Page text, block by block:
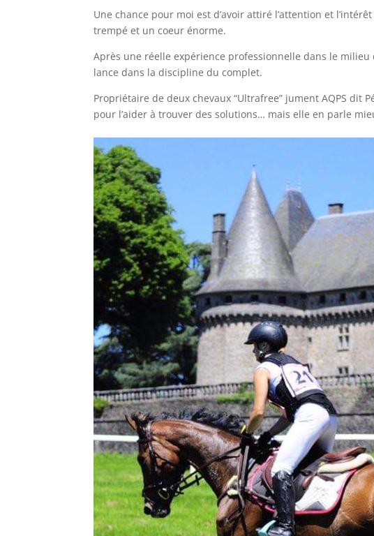
Une chance pour moi est d’avoir attiré l’attention et
trempé et un coeur énorme.
Après une réelle expérience professionnelle dans le
lance dans la discipline du complet.
Propriétaire de deux chevaux “Ultrafree” jument AQPS dit
pour l’aider à trouver des solutions… mais elle en parle